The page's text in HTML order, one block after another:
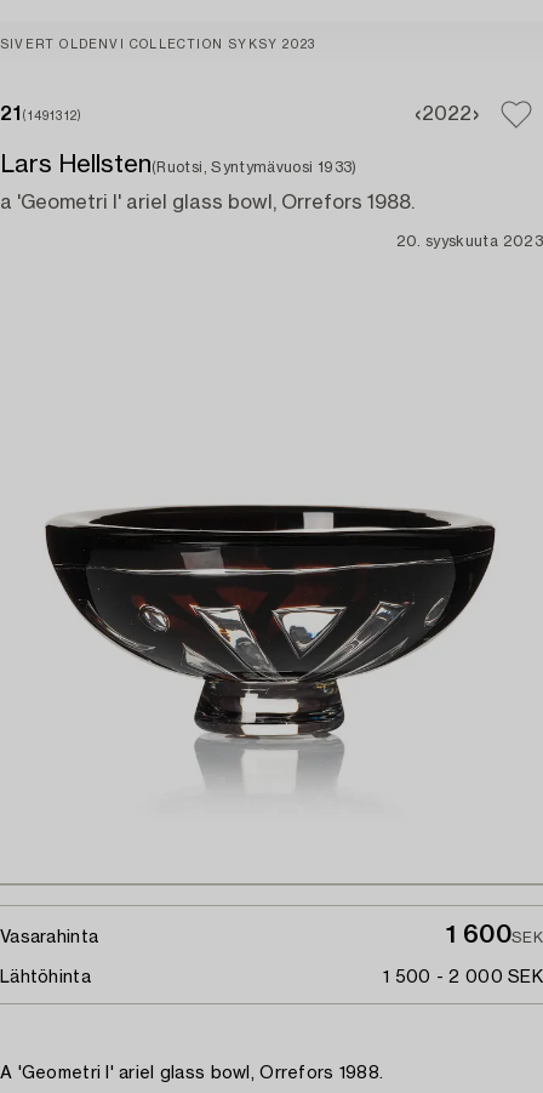
SIVERT OLDENVI COLLECTION SYKSY 2023
21 (1491312) 2022
Lars Hellsten(Ruotsi, Syntymävuosi 1933)
a 'Geometri I' ariel glass bowl, Orrefors 1988.
20. syyskuuta 2023
Vasarahinta 1 600SEK
Lähtöhinta 1 500 - 2 000 SEK
A 'Geometri I' ariel glass bowl, Orrefors 1988.